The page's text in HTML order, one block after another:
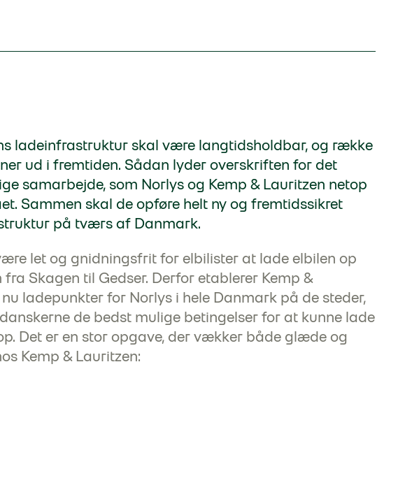
ladeinfrastruktur skal være langtidsholdbar, og række
ud i fremtiden. Sådan lyder overskriften for det
samarbejde, som Norlys og Kemp & Lauritzen netop
Sammen skal de opføre helt ny og fremtidssikret
på tværs af Danmark.
let og gnidningsfrit for elbilister at lade elbilen op
fra Skagen til Gedser. Derfor etablerer Kemp &
ladepunkter for Norlys i hele Danmark på de steder,
de bedst mulige betingelser for at kunne lade
Det er en stor opgave, der vækker både glæde og
Kemp & Lauritzen: